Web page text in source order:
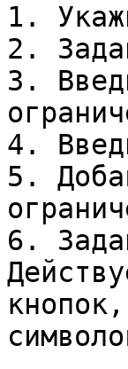
1.
2.
3.
4.
5.
6.